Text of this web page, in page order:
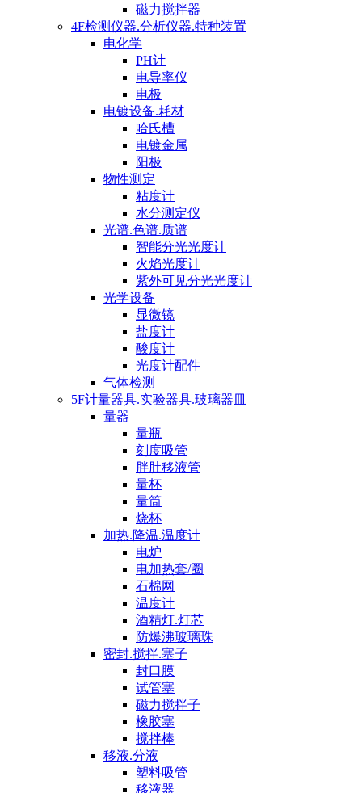
磁力搅拌器
4F检测仪器.分析仪器.特种装置
电化学
PH计
电导率仪
电极
电镀设备.耗材
哈氏槽
电镀金属
阳极
物性测定
粘度计
水分测定仪
光谱.色谱.质谱
智能分光光度计
火焰光度计
紫外可见分光光度计
光学设备
显微镜
盐度计
酸度计
光度计配件
气体检测
5F计量器具.实验器具.玻璃器皿
量器
量瓶
刻度吸管
胖肚移液管
量杯
量筒
烧杯
加热.降温.温度计
电炉
电加热套/圈
石棉网
温度计
酒精灯.灯芯
防爆沸玻璃珠
密封.搅拌.塞子
封口膜
试管塞
磁力搅拌子
橡胶塞
搅拌棒
移液.分液
塑料吸管
移液器